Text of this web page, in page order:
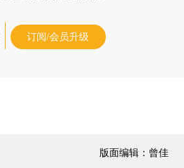
订阅/会员升级
版面编辑：曾佳